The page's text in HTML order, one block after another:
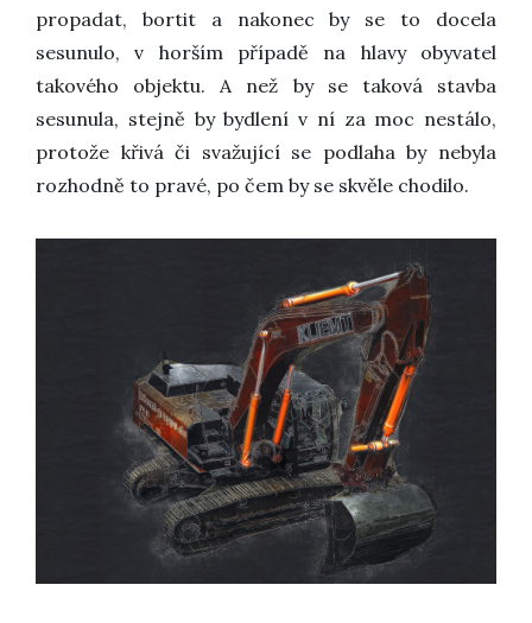
propadat, bortit a nakonec by se to docela
sesunulo, v horším případě na hlavy obyvatel
takového objektu. A než by se taková stavba
sesunula, stejně by bydlení v ní za moc nestálo,
protože křivá či svažující se podlaha by nebyla
rozhodně to pravé, po čem by se skvěle chodilo.